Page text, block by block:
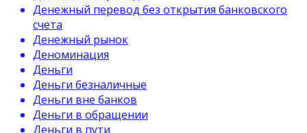
Денежный перевод без открытия банковского
счета
Денежный рынок
Деноминация
Деньги
Деньги безналичные
Деньги вне банков
Деньги в обращении
Деньги в пути